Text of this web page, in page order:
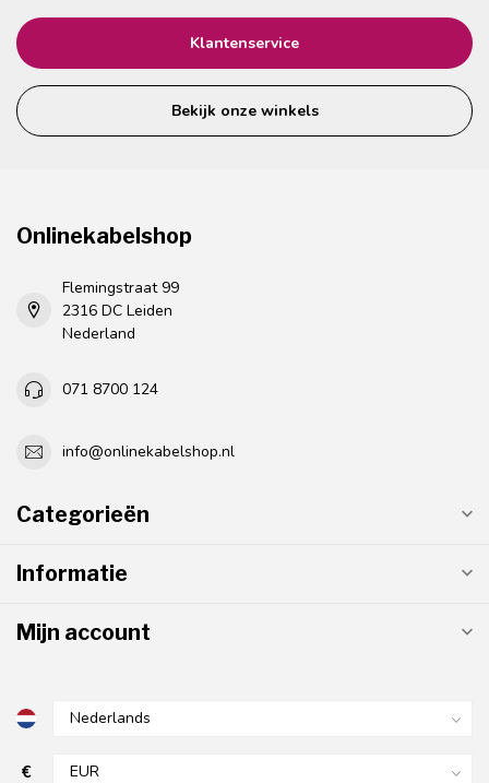
Klantenservice
Bekijk onze winkels
Onlinekabelshop
Flemingstraat 99
2316 DC Leiden
Nederland
071 8700 124
info@onlinekabelshop.nl
Categorieën
Informatie
Mijn account
€